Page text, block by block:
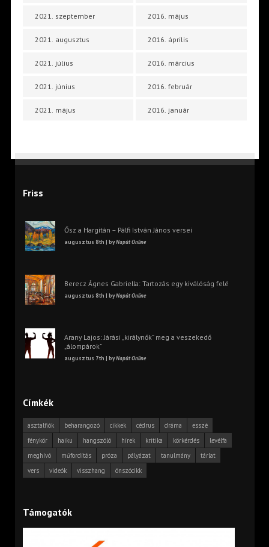
2021. szeptember
2021. augusztus
2021. július
2021. június
2021. május
2016. május
2016. április
2016. március
2016. február
2016. január
Friss
Ősz a Hargitán – Pálfi István János versei
augusztus 8th | byNapút Online
Berecz Ágnes Gabriella: Tartozás egy kiválóság felé
augusztus 8th | byNapút Online
Arany Lajos: Járási „királynők” meg a veszekedő
„álompárok”
augusztus 7th | byNapút Online
Címkék
asztalfiók beharangozó cikkek cédrus dráma
esszé
fénykör
haiku hangszóló hírek kritika körkérdés
levélfa
meghívó
műfordítás próza pályázat tanulmány
tárlat
vers
videók visszhang önszócikk
Támogatók